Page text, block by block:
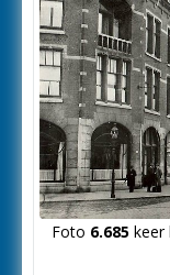
Foto 6.685keer